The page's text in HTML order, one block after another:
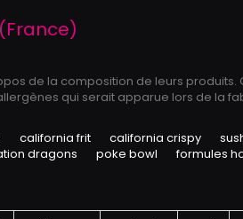
(France)
de la composition de leurs
qui serait apparue lors de la
california frit california crispy
dragons poke bowl formules